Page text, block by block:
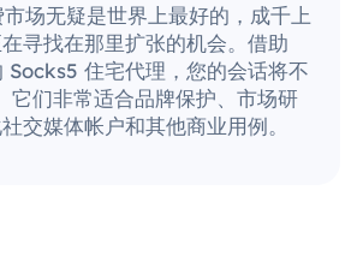
场无疑是世界上最好的，成千上
寻找在那里扩张的机会。借助
住宅代理，您的会话将不
它们非常适合品牌保护、市场研
交媒体帐户和其他商业用例。